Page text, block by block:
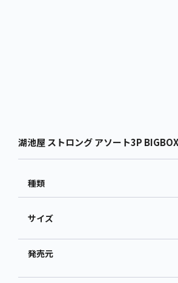
湖池屋 ストロング アソート3P
種類
サイズ
発売元